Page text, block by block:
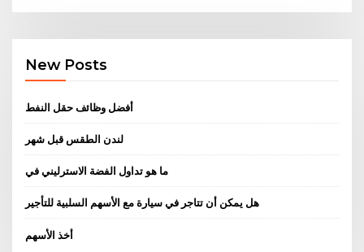
New Posts
أفضل وظائف حقل النفط
لندن الطقس قبل شهر
ما هو تداول الفضة الاسترليني في
هل يمكن أن تتاجر في سيارة مع الأسهم السلبية للتأجير
أخذ الأسهم